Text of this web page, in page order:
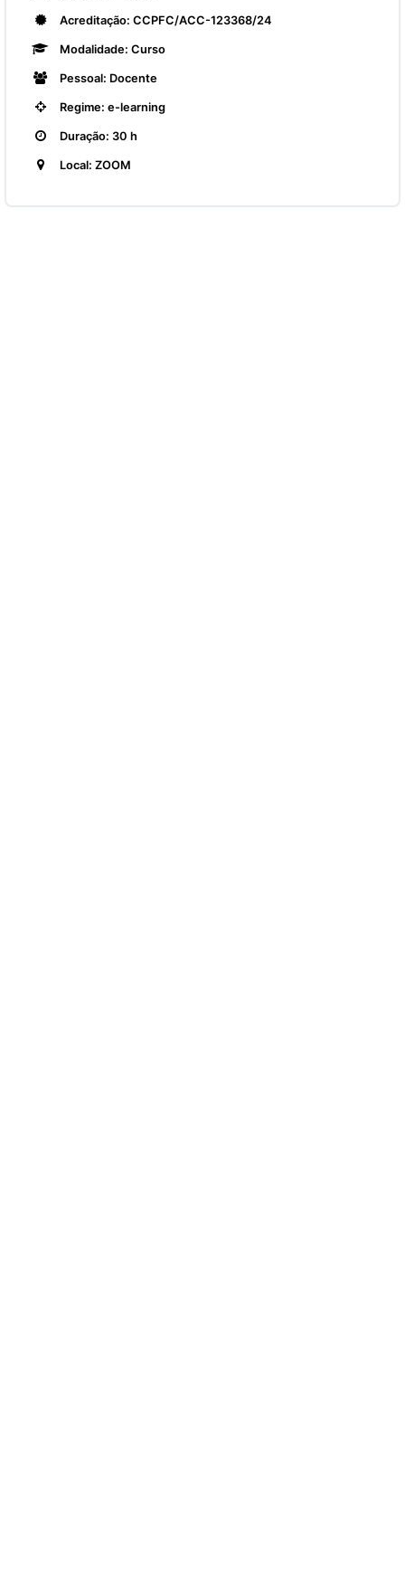
Acreditação: CCPFC/ACC-123368/24
Modalidade: Curso
Pessoal: Docente
Regime: e-learning
Duração: 30 h
Local: ZOOM